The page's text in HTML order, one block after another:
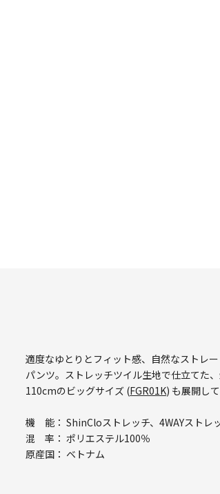
適度なゆとりとフィット感、自然なストレ
パンツ。ストレッチツイル生地で仕立てた
110cmのビッグサイズ (FGR01K) も展開して
機 能： ShinCloストレッチ、4WAYストレ
混 率： ポリエステル100％
原産国： ベトナム